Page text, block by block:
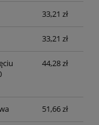
33,21 zł
33,21 zł
44,28 zł
51,66 zł